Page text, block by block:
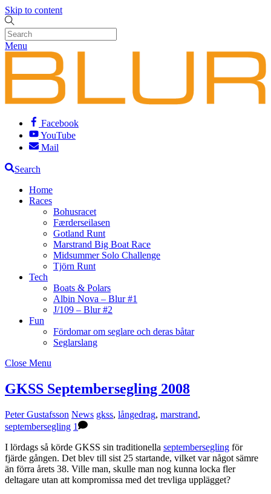
Skip to content
Menu
Facebook
YouTube
Mail
Search
Home
Races
Bohusracet
Færderseilasen
Gotland Runt
Marstrand Big Boat Race
Midsummer Solo Challenge
Tjörn Runt
Tech
Boats & Polars
Albin Nova – Blur #1
J/109 – Blur #2
Fun
Fördomar om seglare och deras båtar
Seglarslang
Close Menu
GKSS Septembersegling 2008
Peter Gustafsson News gkss, långedrag, marstrand,
septembersegling 1
I lördags så körde GKSS sin traditionella septembersegling för
fjärde gången. Det blev till sist 25 startande, vilket var något sämre
än förra årets 38. Ville man, skulle man nog kunna locka fler
deltagare utan att kompromissa med det trevliga upplägget?